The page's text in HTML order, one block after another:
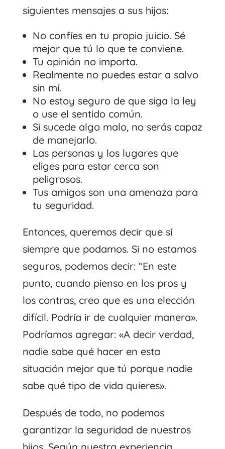
siguientes mensajes a sus hijos:
No confíes en tu propio juicio. Sé
mejor que tú lo que te conviene.
Tu opinión no importa.
Realmente no puedes estar a salvo
sin mí.
No estoy seguro de que siga la ley
o use el sentido común.
Si sucede algo malo, no serás capaz
de manejarlo.
Las personas y los lugares que
eliges para estar cerca son
peligrosos.
Tus amigos son una amenaza para
tu seguridad.
Entonces, queremos decir que sí
siempre que podamos. Si no estamos
seguros, podemos decir: “En este
punto, cuando pienso en los pros y
los contras, creo que es una elección
difícil. Podría ir de cualquier manera».
Podríamos agregar: «A decir verdad,
nadie sabe qué hacer en esta
situación mejor que tú porque nadie
sabe qué tipo de vida quieres».
Después de todo, no podemos
garantizar la seguridad de nuestros